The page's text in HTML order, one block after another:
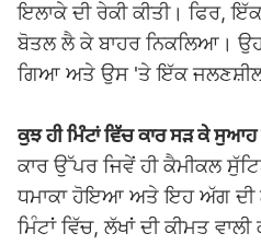
ਇਲਾਕੇ ਦੀ ਰੇਕੀ ਕੀਤੀ। ਫਿਰ,
ਬੋਤਲ ਲੈ ਕੇ ਬਾਹਰ ਨਿਕਲਿਆ। ਉਹ
ਗਿਆ ਅਤੇ ਉਸ 'ਤੇ ਇੱਕ ਜਲਣਸ਼ੀਲ
ਕੁਝ ਹੀ ਮਿੰਟਾਂ ਵਿੱਚ ਕਾਰ ਸੜ ਕੇ
ਕਾਰ ਉੱਪਰ ਜਿਵੇਂ ਹੀ ਕੈਮੀਕਲ
ਧਮਾਕਾ ਹੋਇਆ ਅਤੇ ਇਹ ਅੱਗ
ਮਿੰਟਾਂ ਵਿੱਚ, ਲੱਖਾਂ ਦੀ ਕੀਮਤ